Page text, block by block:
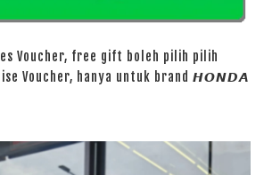
Voucher, free gift boleh pilih pilih
Voucher, hanya untuk brand 𝙃𝙊𝙉𝘿𝘼